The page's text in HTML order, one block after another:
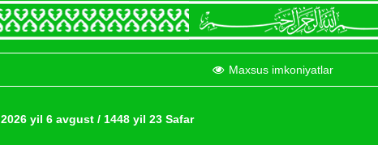
Maxsus imkoniyatlar
2026 yil 6 avgust / 1448 yil 23 Safar